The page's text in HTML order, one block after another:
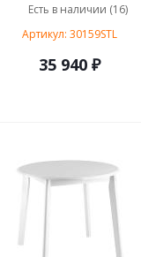
Есть в наличии (16)
Артикул: 30159STL
35 940 ₽